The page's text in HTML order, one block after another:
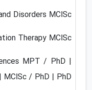
Disorders MClSc
Therapy MClSc
MPT / PhD |
/ PhD | PhD